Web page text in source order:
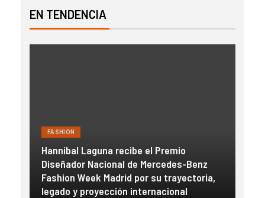
EN TENDENCIA
FASHION
Hannibal Laguna recibe el Premio
Diseñador Nacional de Mercedes-Benz
Fashion Week Madrid por su trayectoria,
legado y proyección internacional